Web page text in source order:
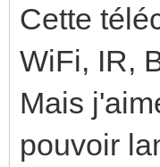
Cette
WiFi, IR,
Mais
pouvoir